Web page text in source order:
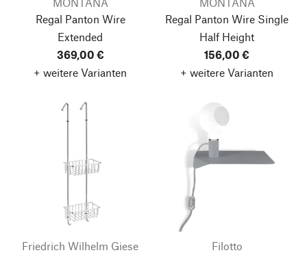
Regal Panton Wire
Extended
369,00 €
+ weitere Varianten
Regal Panton Wire Single
Half Height
156,00 €
+ weitere Varianten
Friedrich Wilhelm Giese
Filotto